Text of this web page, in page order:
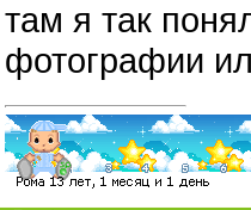
там я так
фотографии